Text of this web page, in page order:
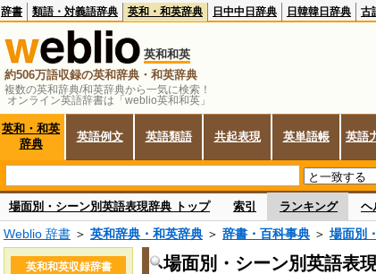
複数の英和辞典/和英辞典から一気に検索！
オンライン英語辞書は「weblio英和和英」
辞書 類語・対義語辞典 英和・和英辞典 日中中日辞典 日韓韓日辞典 古
英和和英
約506万語収録の英和辞典・和英辞典
英和・和英
辞典
英語例文 英語類語 共起表現 英単語帳 英語
場面別・シーン別英語表現辞典 トップ 索引 ランキング ヘ
Weblio 辞書 ＞ 英和辞典・和英辞典 ＞ 辞書・百科事典 ＞ 場面別
場面別・シーン別英語表
英和和英収録辞書